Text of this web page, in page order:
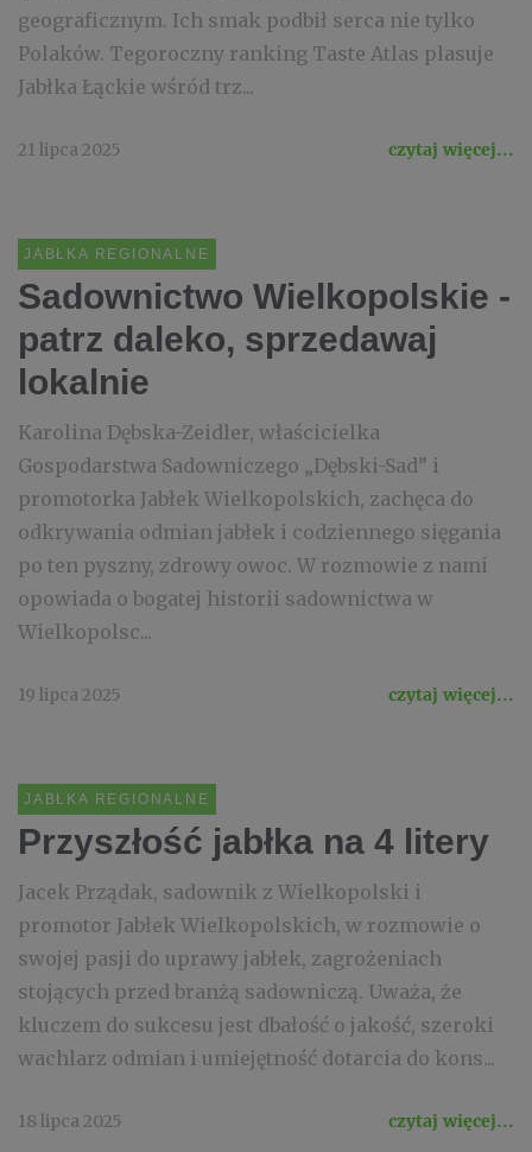
geograficznym. Ich smak podbił serca nie tylko
Polaków. Tegoroczny ranking Taste Atlas plasuje
Jabłka Łąckie wśród trz...
21 lipca 2025 czytaj więcej...
JABŁKA REGIONALNE
Sadownictwo Wielkopolskie -
patrz daleko, sprzedawaj
lokalnie
Karolina Dębska-Zeidler, właścicielka
Gospodarstwa Sadowniczego „Dębski-Sad” i
promotorka Jabłek Wielkopolskich, zachęca do
odkrywania odmian jabłek i codziennego sięgania
po ten pyszny, zdrowy owoc. W rozmowie z nami
opowiada o bogatej historii sadownictwa w
Wielkopolsc...
19 lipca 2025 czytaj więcej...
JABŁKA REGIONALNE
Przyszłość jabłka na 4 litery
Jacek Prządak, sadownik z Wielkopolski i
promotor Jabłek Wielkopolskich, w rozmowie o
swojej pasji do uprawy jabłek, zagrożeniach
stojących przed branżą sadowniczą. Uważa, że
kluczem do sukcesu jest dbałość o jakość, szeroki
wachlarz odmian i umiejętność dotarcia do kons...
18 lipca 2025 czytaj więcej...